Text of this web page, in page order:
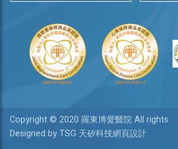
Copyright © 2020 羅東博愛醫院 All rights.
Designed by TSG 天矽科技網頁設計